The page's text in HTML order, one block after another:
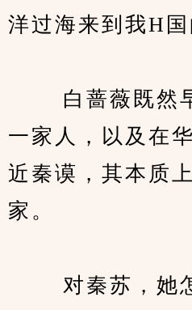
洋过海来到我H
白蔷薇既然早
一家人，以及在
近秦谟，其本质
家。
对秦苏，她怎